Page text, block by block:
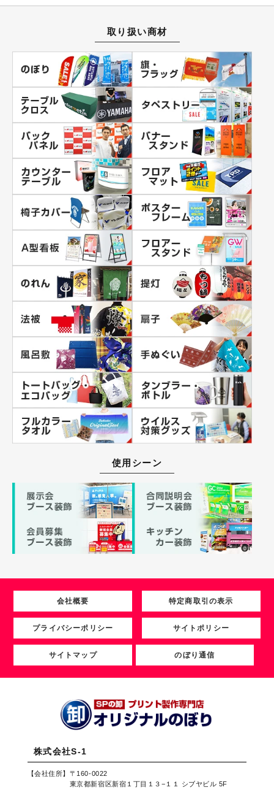
取り扱い商材
使用シーン
会社概要 特定商取引の表示
プライバシーポリシー サイトポリシー
サイトマップ のぼり通信
株式会社S-1
【会社住所】 〒160-0022
東京都新宿区新宿１丁目１３−１１ シブヤビル 5F